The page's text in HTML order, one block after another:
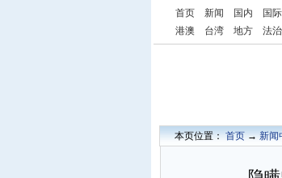
首页 新闻 国内
国际
港澳
台湾 地方 法治
本页位置：首页→新闻